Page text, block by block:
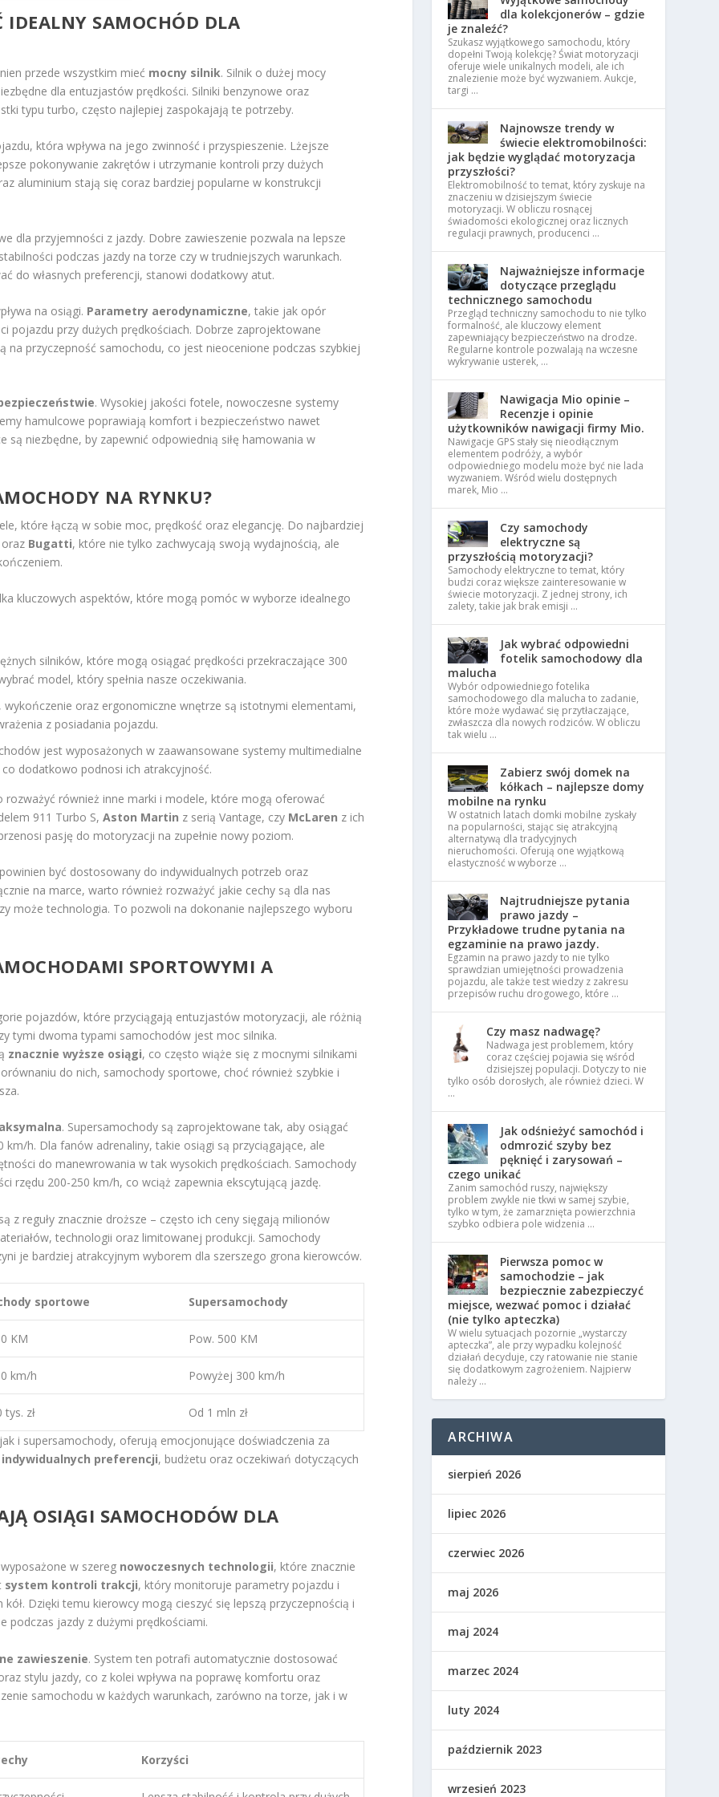
IDEALNY SAMOCHÓD DLA
przede wszystkim mieć mocny silnik. Silnik o dużej mocy
dla entuzjastów prędkości. Silniki benzynowe oraz
typu turbo, często najlepiej zaspokajają te potrzeby.
która wpływa na jego zwinność i przyspieszenie. Lżejsze
pokonywanie zakrętów i utrzymanie kontroli przy dużych
aluminium stają się coraz bardziej popularne w konstrukcji
dla przyjemności z jazdy. Dobre zawieszenie pozwala na lepsze
podczas jazdy na torze czy w trudniejszych warunkach.
do własnych preferencji, stanowi dodatkowy atut.
na osiągi. Parametry aerodynamiczne, takie jak opór
pojazdu przy dużych prędkościach. Dobrze zaprojektowane
na przyczepność samochodu, co jest nieocenione podczas szybkiej
. Wysokiej jakości fotele, nowoczesne systemy
hamulcowe poprawiają komfort i bezpieczeństwo nawet
niezbędne, by zapewnić odpowiednią siłę hamowania w
NA RYNKU?
które łączą w sobie moc, prędkość oraz elegancję. Do najbardziej
Bugatti, które nie tylko zachwycają swoją wydajnością, ale
kluczowych aspektów, które mogą pomóc w wyborze idealnego
silników, które mogą osiągać prędkości przekraczające 300
model, który spełnia nasze oczekiwania.
oraz ergonomiczne wnętrze są istotnymi elementami,
z posiadania pojazdu.
jest wyposażonych w zaawansowane systemy multimedialne
dodatkowo podnosi ich atrakcyjność.
również inne marki i modele, które mogą oferować
911 Turbo S,Aston Martin z serią Vantage, czy McLaren z ich
pasję do motoryzacji na zupełnie nowy poziom.
być dostosowany do indywidualnych potrzeb oraz
na marce, warto również rozważyć jakie cechy są dla nas
może technologia. To pozwoli na dokonanie najlepszego wyboru
SPORTOWYMI A
pojazdów, które przyciągają entuzjastów motoryzacji, ale różnią
tymi dwoma typami samochodów jest moc silnika.
znacznie wyższe osiągi, co często wiąże się z mocnymi silnikami
do nich, samochody sportowe, choć również szybkie i
. Supersamochody są zaprojektowane tak, aby osiągać
h. Dla fanów adrenaliny, takie osiągi są przyciągające, ale
do manewrowania w tak wysokich prędkościach. Samochody
rzędu 200-250 km/h, co wciąż zapewnia ekscytującą jazdę.
z reguły znacznie droższe – często ich ceny sięgają milionów
technologii oraz limitowanej produkcji. Samochody
je bardziej atrakcyjnym wyborem dla szerszego grona kierowców.
sportowe Supersamochody
KM Pow. 500 KM
km/h Powyżej 300 km/h
tys. zł
Od 1 mln zł
i supersamochody, oferują emocjonujące doświadczenia za
indywidualnych preferencji, budżetu oraz oczekiwań dotyczących
OSIĄGI SAMOCHODÓW DLA
w szereg nowoczesnych technologii, które znacznie
system kontroli trakcji, który monitoruje parametry pojazdu i
Dzięki temu kierowcy mogą cieszyć się lepszą przyczepnością i
podczas jazdy z dużymi prędkościami.
zawieszenie. System ten potrafi automatycznie dostosować
stylu jazdy, co z kolei wpływa na poprawę komfortu oraz
samochodu w każdych warunkach, zarówno na torze, jak i w
Korzyści
dla kolekcjonerów – gdzie
je znaleźć?
Szukasz wyjątkowego samochodu, który
dopełni Twoją kolekcję? Świat motoryzacji
oferuje wiele unikalnych modeli, ale ich
znalezienie może być wyzwaniem. Aukcje,
targi …
Najnowsze trendy w
świecie elektromobilności:
jak będzie wyglądać motoryzacja
przyszłości?
Elektromobilność to temat, który zyskuje na
znaczeniu w dzisiejszym świecie
motoryzacji. W obliczu rosnącej
świadomości ekologicznej oraz licznych
regulacji prawnych, producenci …
Najważniejsze informacje
dotyczące przeglądu
technicznego samochodu
Przegląd techniczny samochodu to nie tylko
formalność, ale kluczowy element
zapewniający bezpieczeństwo na drodze.
Regularne kontrole pozwalają na wczesne
wykrywanie usterek, …
Nawigacja Mio opinie –
Recenzje i opinie
użytkowników nawigacji firmy Mio.
Nawigacje GPS stały się nieodłącznym
elementem podróży, a wybór
odpowiedniego modelu może być nie lada
wyzwaniem. Wśród wielu dostępnych
marek, Mio …
Czy samochody
elektryczne są
przyszłością motoryzacji?
Samochody elektryczne to temat, który
budzi coraz większe zainteresowanie w
świecie motoryzacji. Z jednej strony, ich
zalety, takie jak brak emisji …
Jak wybrać odpowiedni
fotelik samochodowy dla
malucha
Wybór odpowiedniego fotelika
samochodowego dla malucha to zadanie,
które może wydawać się przytłaczające,
zwłaszcza dla nowych rodziców. W obliczu
tak wielu …
Zabierz swój domek na
kółkach – najlepsze domy
mobilne na rynku
W ostatnich latach domki mobilne zyskały
na popularności, stając się atrakcyjną
alternatywą dla tradycyjnych
nieruchomości. Oferują one wyjątkową
elastyczność w wyborze …
Najtrudniejsze pytania
prawo jazdy –
Przykładowe trudne pytania na
egzaminie na prawo jazdy.
Egzamin na prawo jazdy to nie tylko
sprawdzian umiejętności prowadzenia
pojazdu, ale także test wiedzy z zakresu
przepisów ruchu drogowego, które …
Czy masz nadwagę?
Nadwaga jest problemem, który
coraz częściej pojawia się wśród
dzisiejszej populacji. Dotyczy to nie
tylko osób dorosłych, ale również dzieci. W
…
Jak odśnieżyć samochód i
odmrozić szyby bez
pęknięć i zarysowań –
czego unikać
Zanim samochód ruszy, największy
problem zwykle nie tkwi w samej szybie,
tylko w tym, że zamarznięta powierzchnia
szybko odbiera pole widzenia …
Pierwsza pomoc w
samochodzie – jak
bezpiecznie zabezpieczyć
miejsce, wezwać pomoc i działać
(nie tylko apteczka)
W wielu sytuacjach pozornie „wystarczy
apteczka”, ale przy wypadku kolejność
działań decyduje, czy ratowanie nie stanie
się dodatkowym zagrożeniem. Najpierw
należy …
ARCHIWA
sierpień 2026
lipiec 2026
czerwiec 2026
maj 2026
maj 2024
marzec 2024
luty 2024
październik 2023
wrzesień 2023